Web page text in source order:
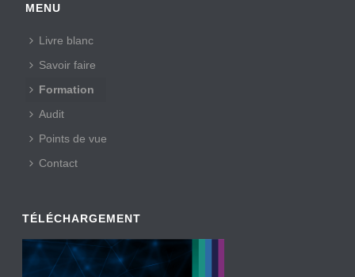
MENU
Livre blanc
Savoir faire
Formation
Audit
Points de vue
Contact
TÉLÉCHARGEMENT